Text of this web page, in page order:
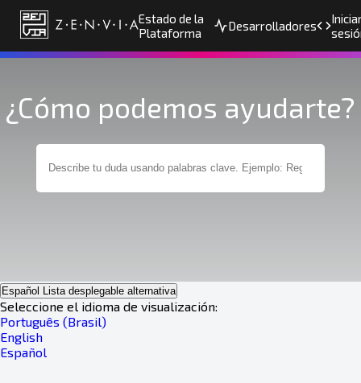
Estado de la
Plataforma
Desarrolladores
¿Cómo podemos ayudarte?
Español Lista desplegable alternativa
Seleccione el idioma de visualización:
Português (Brasil)
English
Español